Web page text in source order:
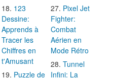
123
Dessine:
Apprends à
Tracer les
Chiffres en
t'Amusant
Puzzle de
Pixel Jet
Fighter:
Combat
Aérien en
Mode Rétro
Tunnel
Infini: La